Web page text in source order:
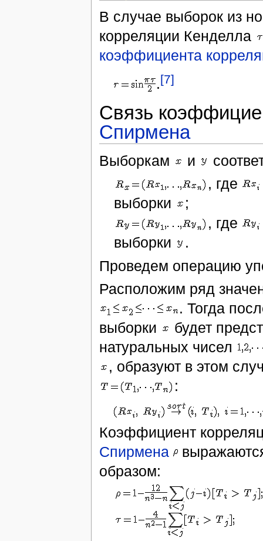
В случае выборок из
корреляции Кенделла
коэффициента
.[7]
Связь
Спирмена
Выборкам и
, где
выборки
;
, где
выборки
.
Проведем операцию
Расположим ряд
. Тогда
выборки
будет
натуральных чисел
, образуют в этом
:
Коэффициент
Спирмена
образом: